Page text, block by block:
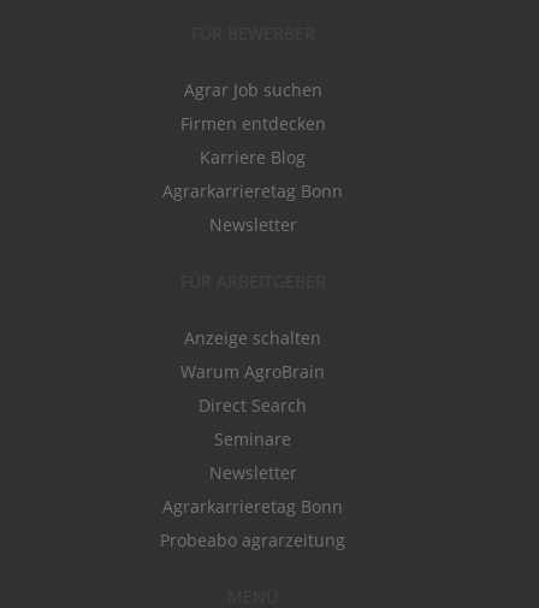
Agrar Job suchen
Firmen entdecken
Karriere Blog
Agrarkarrieretag Bonn
Newsletter
Anzeige schalten
Warum AgroBrain
Direct Search
Seminare
Newsletter
Agrarkarrieretag Bonn
Probeabo agrarzeitung